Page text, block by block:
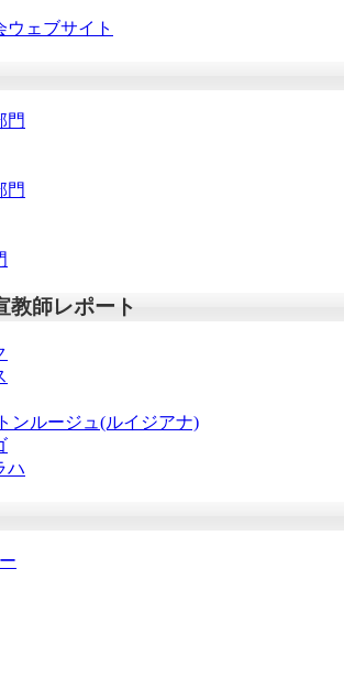
ウェブサイト
門
門
教師レポート
ンルージュ(ルイジアナ)
ハ